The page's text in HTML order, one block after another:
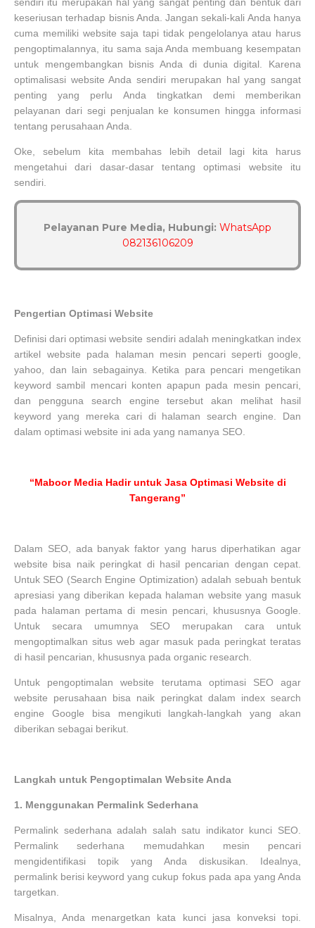
keseriusan terhadap bisnis Anda. Jangan sekali-kali Anda hanya
cuma memiliki website saja tapi tidak pengelolanya atau harus
pengoptimalannya, itu sama saja Anda membuang kesempatan
untuk mengembangkan bisnis Anda di dunia digital. Karena
optimalisasi website Anda sendiri merupakan hal yang sangat
penting yang perlu Anda tingkatkan demi memberikan
pelayanan dari segi penjualan ke konsumen hingga informasi
tentang perusahaan Anda.
Oke, sebelum kita membahas lebih detail lagi kita harus
mengetahui dari dasar-dasar tentang optimasi website itu
sendiri.
Pelayanan Pure Media, Hubungi: WhatsApp
082136106209
Pengertian Optimasi Website
Definisi dari optimasi website sendiri adalah meningkatkan index
artikel website pada halaman mesin pencari seperti google,
yahoo, dan lain sebagainya. Ketika para pencari mengetikan
keyword sambil mencari konten apapun pada mesin pencari,
dan pengguna search engine tersebut akan melihat hasil
keyword yang mereka cari di halaman search engine. Dan
dalam optimasi website ini ada yang namanya SEO.
“Maboor Media Hadir untuk Jasa Optimasi Website di
Tangerang”
Dalam SEO, ada banyak faktor yang harus diperhatikan agar
website bisa naik peringkat di hasil pencarian dengan cepat.
Untuk SEO (Search Engine Optimization) adalah sebuah bentuk
apresiasi yang diberikan kepada halaman website yang masuk
pada halaman pertama di mesin pencari, khususnya Google.
Untuk secara umumnya SEO merupakan cara untuk
mengoptimalkan situs web agar masuk pada peringkat teratas
di hasil pencarian, khususnya pada organic research.
Untuk pengoptimalan website terutama optimasi SEO agar
website perusahaan bisa naik peringkat dalam index search
engine Google bisa mengikuti langkah-langkah yang akan
diberikan sebagai berikut.
Langkah untuk Pengoptimalan Website Anda
1. Menggunakan Permalink Sederhana
Permalink sederhana adalah salah satu indikator kunci SEO.
Permalink sederhana memudahkan mesin pencari
mengidentifikasi topik yang Anda diskusikan. Idealnya,
permalink berisi keyword yang cukup fokus pada apa yang Anda
targetkan.
Misalnya, Anda menargetkan kata kunci jasa konveksi topi.